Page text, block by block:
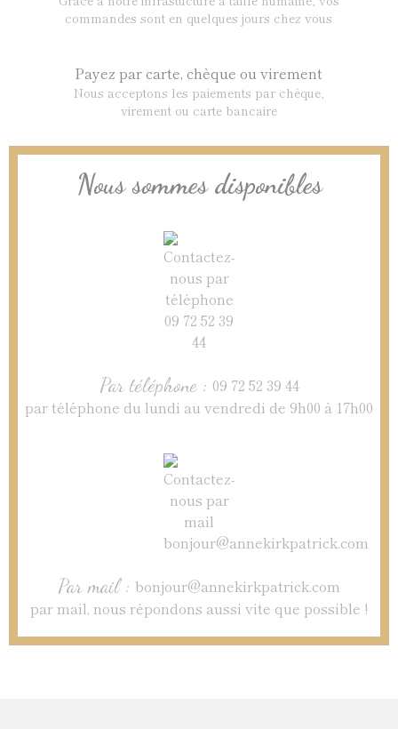
commandes sont en quelques jours chez vous
Payez par carte, chèque ou virement
Nous acceptons les paiements par chèque,
virement ou carte bancaire
Nous sommes disponibles
Par téléphone : 09 72 52 39 44
par téléphone du lundi au vendredi de 9h00 à 17h00
Par mail : bonjour@annekirkpatrick.com
par mail, nous répondons aussi vite que possible !